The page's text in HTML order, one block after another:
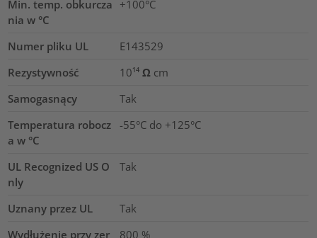
Min. temp. obkurcza
nia w °C
+100°C
Numer pliku UL
E143529
Rezystywność
10¹⁴ Ω cm
Samogasnący
Tak
Temperatura robocz
a w °C
-55°C do +125°C
UL Recognized US O
nly
Tak
Uznany przez UL
Tak
Wydłużenie przy zer
800 %